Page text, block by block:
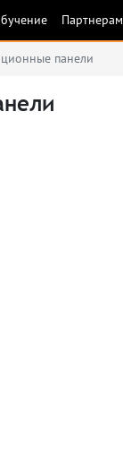
Партнерам
панели